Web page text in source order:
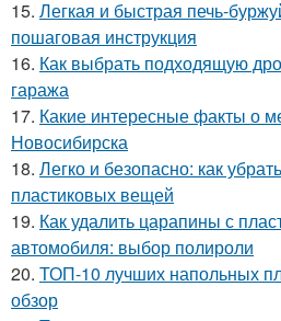
15. Легкая и быстрая печь-
пошаговая инструкция
16. Как выбрать подходящую
гаража
17. Какие интересные факты о
Новосибирска
18. Легко и безопасно: как
пластиковых вещей
19. Как удалить царапины с
автомобиля: выбор полироли
20. ТОП-10 лучших напольных
обзор